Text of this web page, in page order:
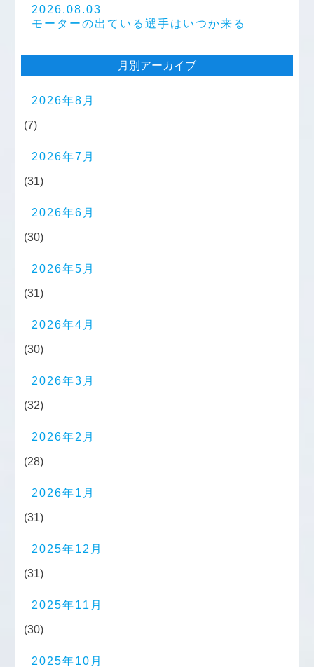
2026.08.03
モーターの出ている選手はいつか来る
月別アーカイブ
2026年8月
(7)
2026年7月
(31)
2026年6月
(30)
2026年5月
(31)
2026年4月
(30)
2026年3月
(32)
2026年2月
(28)
2026年1月
(31)
2025年12月
(31)
2025年11月
(30)
2025年10月